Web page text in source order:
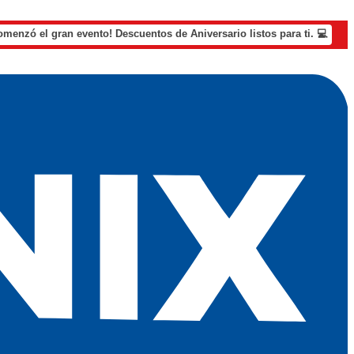
el gran evento! Descuentos de Aniversario listos para ti. 💻